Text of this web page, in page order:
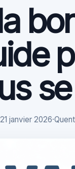
21 janvier 2026·